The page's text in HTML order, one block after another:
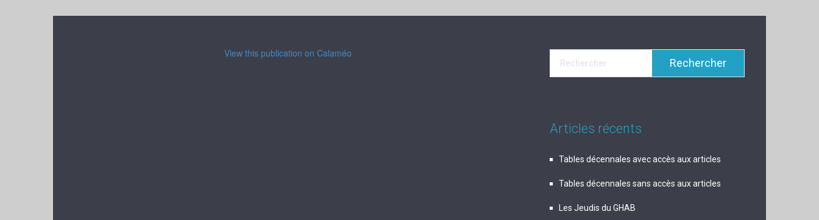
View this publication on Calaméo
Articles récents
Tables décennales avec accès aux articles
Tables décennales sans accès aux articles
Les Jeudis du GHAB